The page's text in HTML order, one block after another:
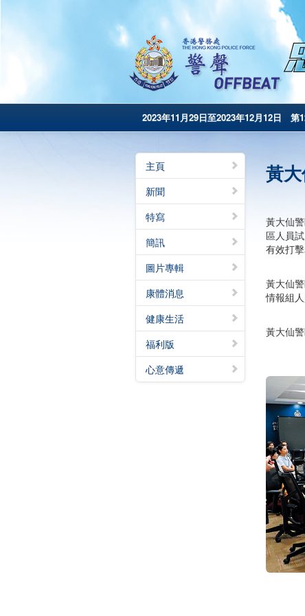
2023年11月29日至2023年12月12日 第
主頁
新聞
特寫
簡訊
圖片專輯
康體消息
健康生活
福利版
心意傳遞
黃
黃大仙
區人員
有效打
黃大仙
情報組
黃大仙